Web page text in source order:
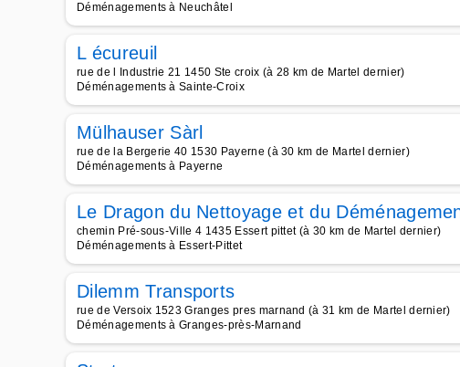
Déménagements à Neuchâtel
L écureuil
rue de l Industrie 21 1450 Ste croix (à 28 km de Martel dernier)
Déménagements à Sainte-Croix
Mülhauser Sàrl
rue de la Bergerie 40 1530 Payerne (à 30 km de Martel dernier)
Déménagements à Payerne
Le Dragon du Nettoyage et du
chemin Pré-sous-Ville 4 1435 Essert pittet (à 30 km de Martel dernier)
Déménagements à Essert-Pittet
Dilemm Transports
rue de Versoix 1523 Granges pres marnand (à 31 km de Martel dernier)
Déménagements à Granges-près-Marnand